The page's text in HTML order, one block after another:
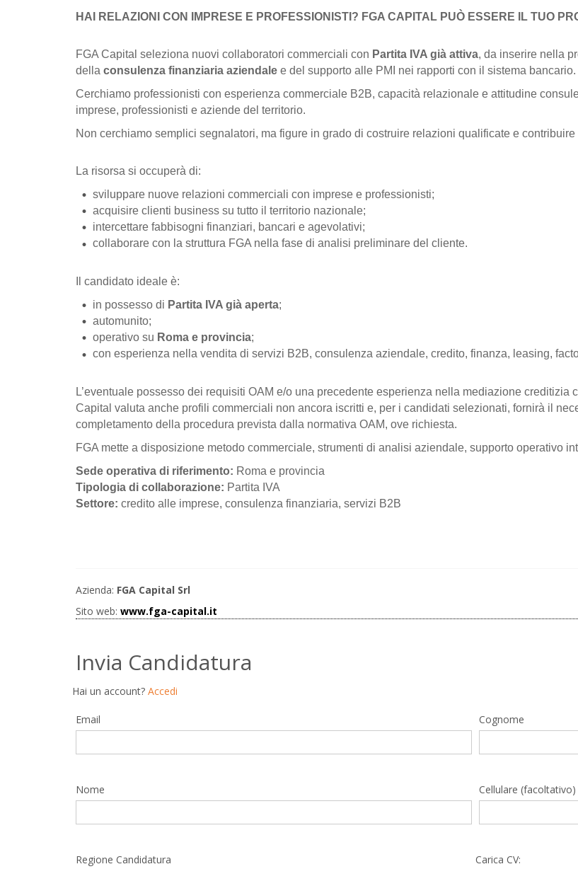
HAI RELAZIONI CON IMPRESE E PROFESSIONISTI? FGA CAPITAL PUÒ ESSERE IL TUO
FGA Capital seleziona nuovi collaboratori commerciali con Partita IVA già attiva, da inserire nella
della consulenza finanziaria aziendale e del supporto alle PMI nei rapporti con il sistema bancario.
Cerchiamo professionisti con esperienza commerciale B2B, capacità relazionale e attitudine
imprese, professionisti e aziende del territorio.
Non cerchiamo semplici segnalatori, ma figure in grado di costruire relazioni qualificate e
La risorsa si occuperà di:
sviluppare nuove relazioni commerciali con imprese e professionisti;
acquisire clienti business su tutto il territorio nazionale;
intercettare fabbisogni finanziari, bancari e agevolativi;
collaborare con la struttura FGA nella fase di analisi preliminare del cliente.
Il candidato ideale è:
in possesso di Partita IVA già aperta;
automunito;
operativo su Roma e provincia;
con esperienza nella vendita di servizi B2B, consulenza aziendale, credito, finanza, leasing,
L’eventuale possesso dei requisiti OAM e/o una precedente esperienza nella mediazione creditizia
Capital valuta anche profili commerciali non ancora iscritti e, per i candidati selezionati, fornirà il
completamento della procedura prevista dalla normativa OAM, ove richiesta.
FGA mette a disposizione metodo commerciale, strumenti di analisi aziendale, supporto operativo
Sede operativa di riferimento: Roma e provincia
Tipologia di collaborazione: Partita IVA
Settore: credito alle imprese, consulenza finanziaria, servizi B2B
Azienda: FGA Capital Srl
Sito web: www.fga-capital.it
Invia Candidatura
Hai un account? Accedi
Email
Nome
Cognome
Cellulare (facoltativo)
Regione Candidatura
Carica CV: